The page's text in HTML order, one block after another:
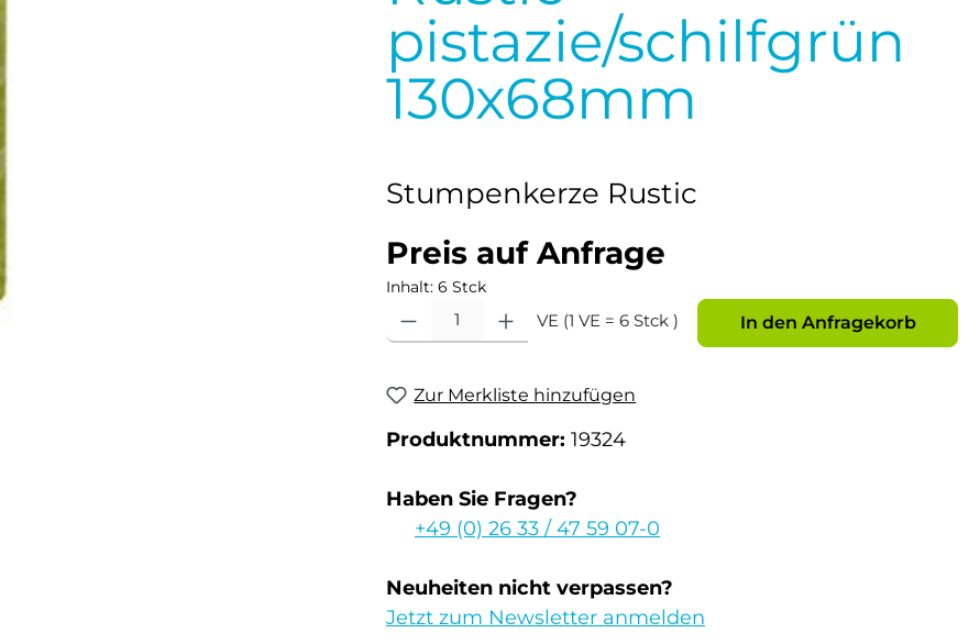
pistazie/schilfgrün
130x68mm
Stumpenkerze Rustic
Preis auf Anfrage
Inhalt: 6 Stck
Produkt Anzahl: Gib den gewünschten Wert ein oder benutze die Schaltflächen um die
VE (1 VE = 6 Stck ) In den Anfragekorb
Zur Merkliste hinzufügen
Produktnummer: 19324
Haben Sie Fragen?
+49 (0) 26 33 / 47 59 07-0
Neuheiten nicht verpassen?
Jetzt zum Newsletter anmelden